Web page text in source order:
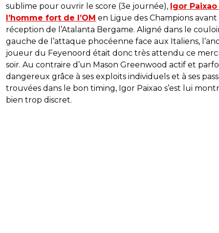
sublime pour ouvrir le score (3e journée), Igor
l’homme fort de l’OM en Ligue des Champions avant
réception de l’Atalanta Bergame. Aligné dans le
gauche de l’attaque phocéenne face aux Italiens,
joueur du Feyenoord était donc très attendu ce
soir. Au contraire d’un Mason Greenwood actif et
dangereux grâce à ses exploits individuels et à ses
trouvées dans le bon timing, Igor Paixao s’est lui
bien trop discret.